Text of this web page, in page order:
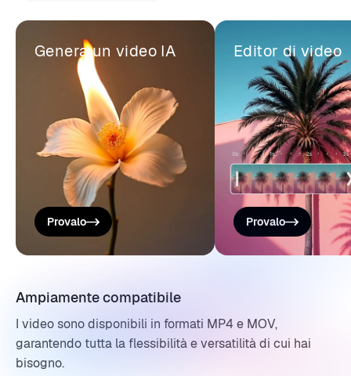
Genera un video IA
Provalo
Editor di video
Provalo
Ampiamente compatibile
I video sono disponibili in formati MP4 e MOV,
garantendo tutta la flessibilità e versatilità di cui hai
bisogno.